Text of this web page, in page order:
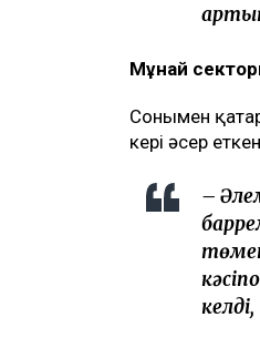
Мұнай
Сонымен
кері әсер
–